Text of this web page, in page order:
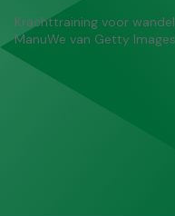
Krachttraining voor
ManuWe van Getty